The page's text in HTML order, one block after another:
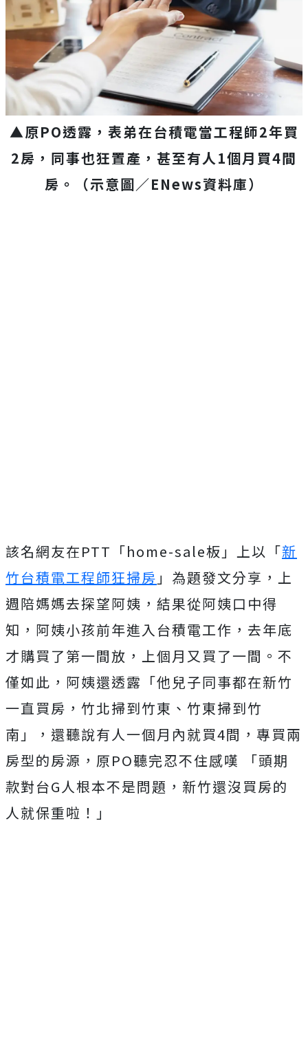
▲原PO透露，表弟在台積電當工程師2年買
2房，同事也狂置產，甚至有人 1個月買4間
房。（示意圖／ENews資料庫）
該名網友在PTT「home-sale板」上以「新
竹台積電工程師狂掃房 」為題發文分享，上
週陪媽媽去探望阿姨，結果從阿姨口中得
知，阿姨小孩前年進入台積電工作，去年底
才購買了第一間放，上個月又買了一間。不
僅如此，阿姨還透露「他兒子同事都在新竹
一直買房，竹北掃到竹東、竹東掃到竹
南」，還聽說有人一個月內就買4間，專買兩
房型的房源，原PO聽完忍不住感嘆 「頭期
款對台G人根本不是問題，新竹還沒買房的
人就保重啦！」